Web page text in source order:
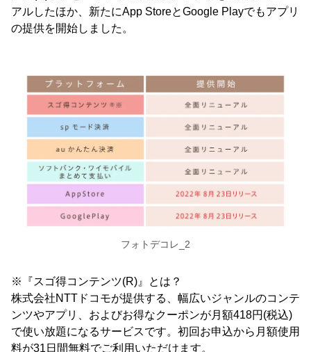
アルしたほか、新たにApp StoreとGoogle Playでもアプリ
の提供を開始しました。
フォトデコレ_2
※『スゴ得コンテンツ(R)』とは？
株式会社NTTドコモが提供する、幅広いジャンルのコンテ
ンツやアプリ、およびお得なクーポンが月額418円(税込)
で使い放題になるサービスです。初回お申込から月額使用
料が31日間無料でご利用いただけます。